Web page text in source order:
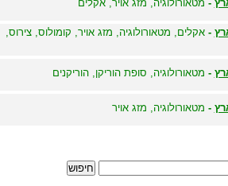
- מטאורולוגיה, מזג אויר, אקלים
-אקלים, מטאורולוגיה, מזג אויר, קומולוס, צירוס,
- מטאורולוגיה, סופת הוריקן, הוריקנים
- מטאורולוגיה, מזג אויר